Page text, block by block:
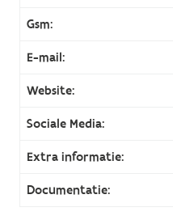
Gsm:
E-mail:
Website:
Sociale Media:
Extra informatie:
Documentatie: